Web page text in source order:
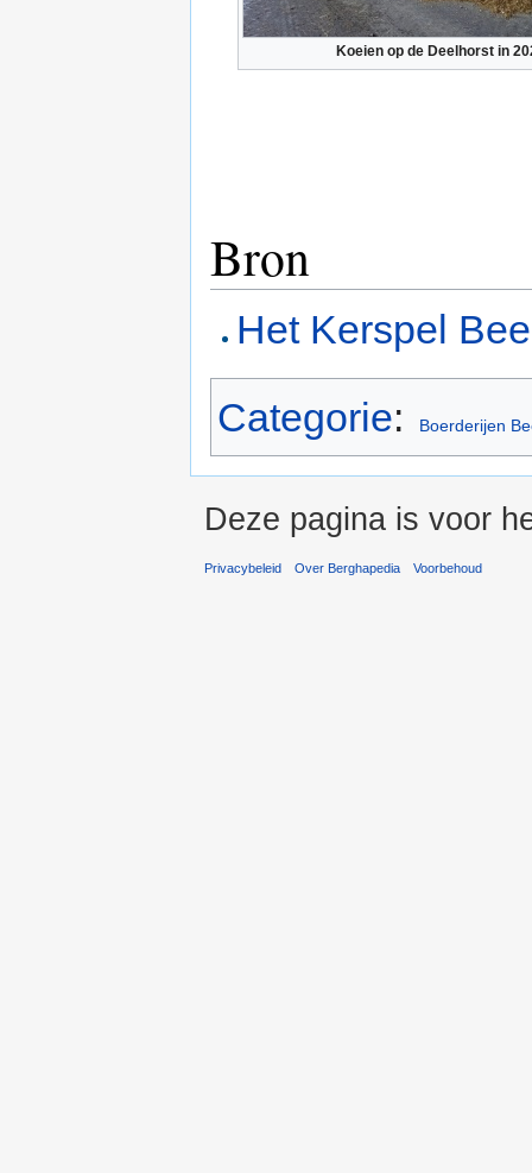
Koeien op de Deelhorst in
Bron
Het Kerspel
Categorie: Boerderijen
Deze pagina is voor
Privacybeleid Over Berghapedia Voorbehoud